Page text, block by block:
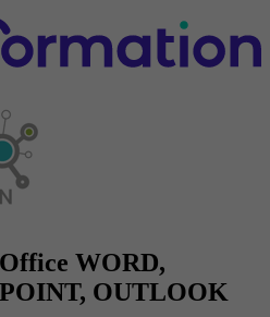
WORD,
OUTLOOK